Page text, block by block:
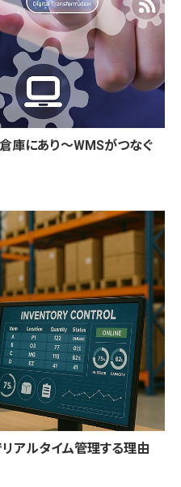
庫にあり～WMSがつなぐ
アルタイム管理する理由